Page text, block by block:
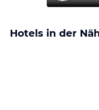
Hotels in der